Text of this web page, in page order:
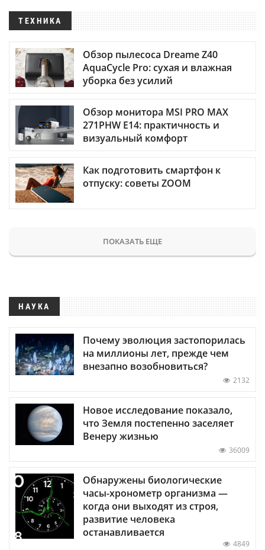
ТЕХНИКА
Обзор пылесоса Dreame Z40
AquaCycle Pro: сухая и влажная
уборка без усилий
Обзор монитора MSI PRO MAX
271PHW E14: практичность и
визуальный комфорт
Как подготовить смартфон к
отпуску: советы ZOOM
ПОКАЗАТЬ ЕЩЕ
НАУКА
Почему эволюция застопорилась
на миллионы лет, прежде чем
внезапно возобновиться?
2132
Новое исследование показало,
что Земля постепенно заселяет
Венеру жизнью
36009
Обнаружены биологические
часы-хронометр организма —
когда они выходят из строя,
развитие человека
останавливается
4849